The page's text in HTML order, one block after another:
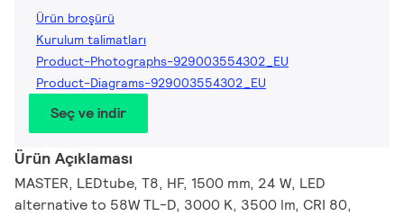
Ürün broşürü
Kurulum talimatları
Product-Photographs-929003554302_EU
Product-Diagrams-929003554302_EU
Seç ve indir
Ürün Açıklaması
MASTER, LEDtube, T8, HF, 1500 mm, 24 W, LED
alternative to 58W TL-D, 3000 K, 3500 lm, CRI 80,